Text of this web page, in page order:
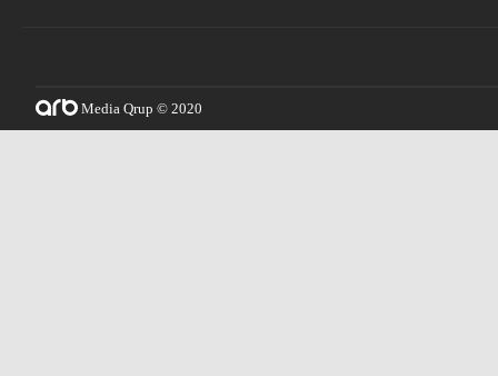
Media Qrup © 2020